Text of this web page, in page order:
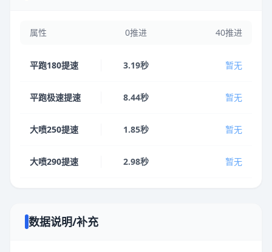
属性 0推进 40推进
平跑180提速 3.19秒 暂无
平跑极速提速 8.44秒 暂无
大喷250提速 1.85秒 暂无
大喷290提速 2.98秒 暂无
数据说明/补充